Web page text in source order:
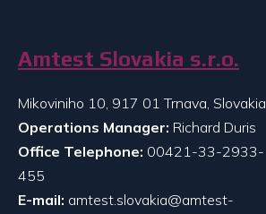
Amtest Slovakia s.r.o.
Mikoviniho 10, 917 01 Trnava, Slovakia
Operations Manager: Richard Duris
Office Telephone: 00421-33-2933-
455
E-mail: amtest.slovakia@amtest-